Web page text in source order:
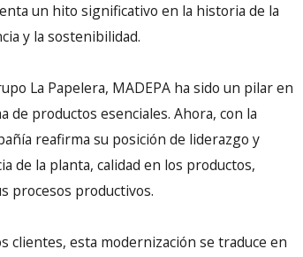
un hito significativo en la historia de la
y la sostenibilidad.
La Papelera, MADEPA ha sido un pilar en
de productos esenciales. Ahora, con la
reafirma su posición de liderazgo y
de la planta, calidad en los productos,
procesos productivos.
clientes, esta modernización se traduce en